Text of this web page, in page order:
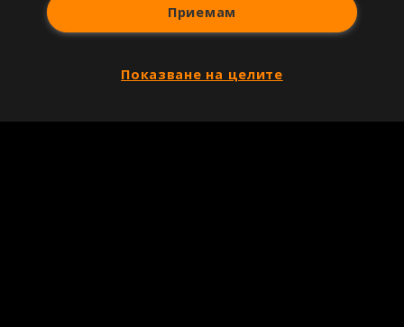
Приемам
Показване на целите